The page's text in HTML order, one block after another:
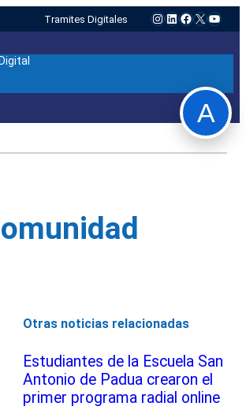
Tramites Digitales Instagram
LinkedIn
Facebook
X
Otras noticias relacionadas
Estudiantes de la Escuela San
Antonio de Padua crearon el
primer programa radial online
A